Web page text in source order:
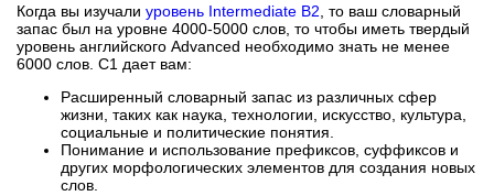
Когда вы изучали уровень Intermediate В2 , то ваш словарный
запас был на уровне 4000-5000 слов, то чтобы иметь твердый
уровень английского Advanced необходимо знать не менее
6000 слов. C1 дает вам:
Расширенный словарный запас из различных сфер
жизни, таких как наука, технологии, искусство, культура,
социальные и политические понятия.
Понимание и использование префиксов, суффиксов и
других морфологических элементов для создания новых
слов.